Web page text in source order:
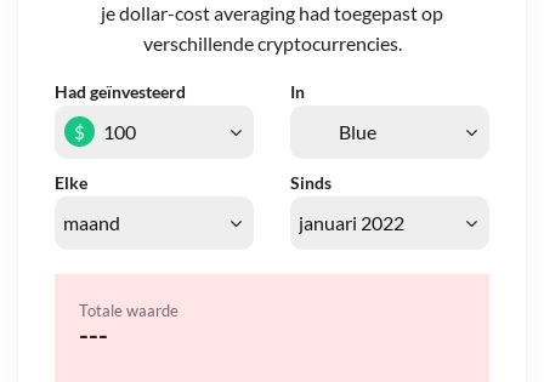
je dollar-cost averaging had toegepast op
verschillende cryptocurrencies.
Had geïnvesteerd In
Elke Sinds
$
Totale waarde
---